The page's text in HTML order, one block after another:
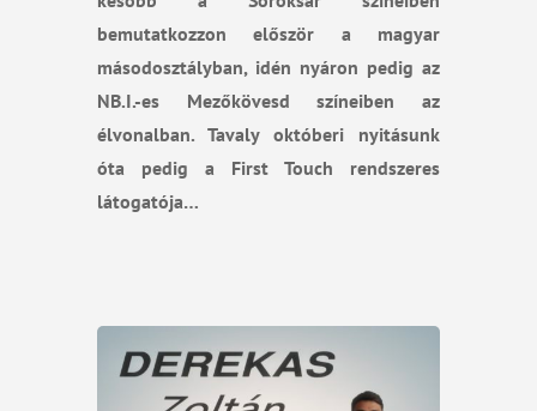
bemutatkozzon először a magyar
másodosztályban, idén nyáron pedig az
NB.I.-es Mezőkövesd színeiben az
élvonalban. Tavaly októberi nyitásunk
óta pedig a First Touch rendszeres
látogatója…